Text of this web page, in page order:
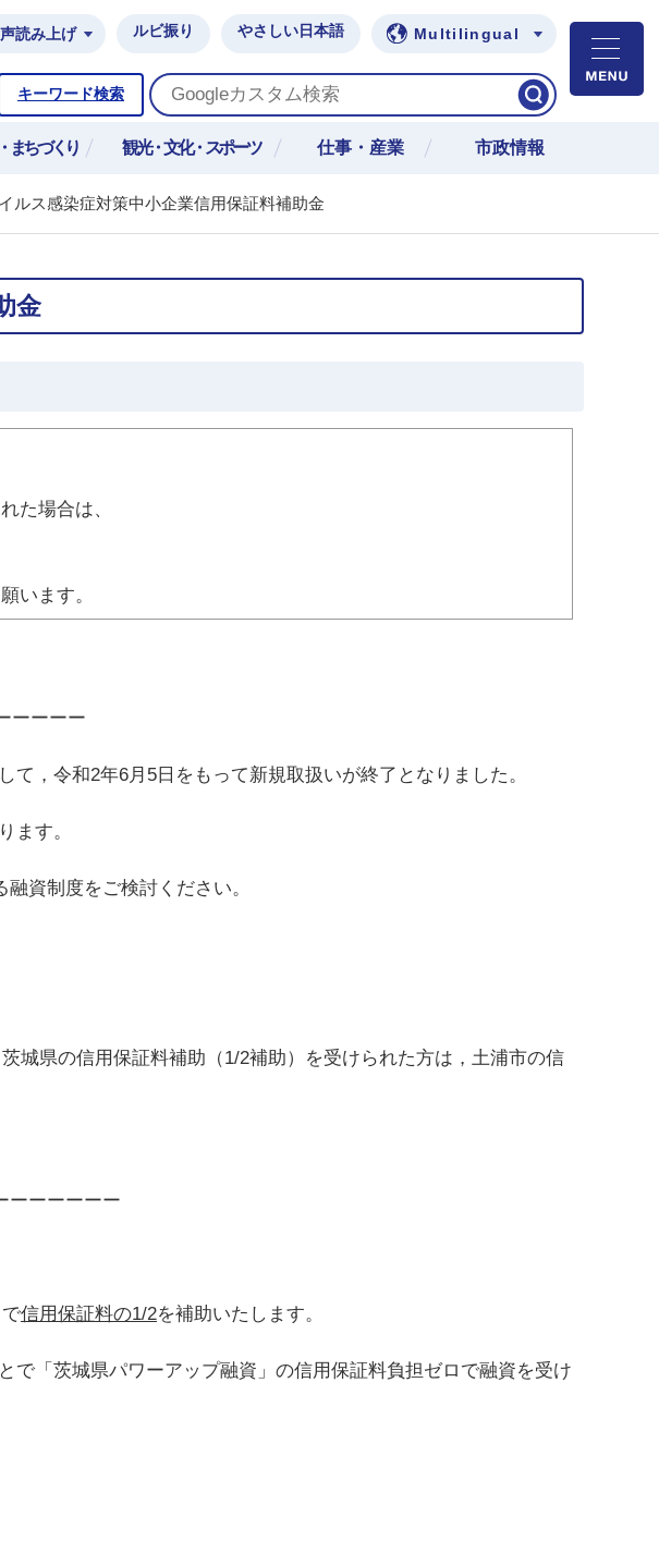
読み上げ ルビ振り やさしい日本語 Multilingual
キーワード検索
まちづくり 観光・文化・スポーツ 仕事・産業 市政情報
ルス感染症対策中小企業信用保証料補助金
金
た場合は、
います。
ーーーー
，令和2年6月5日をもって新規取扱いが終了となりました。
ます。
資制度をご検討ください。
城県の信用保証料補助（1/2補助）を受けられた方は，土浦市の信
ーーーーーー
信用保証料の1/2を補助いたします。
「茨城県パワーアップ融資」の信用保証料負担ゼロで融資を受け